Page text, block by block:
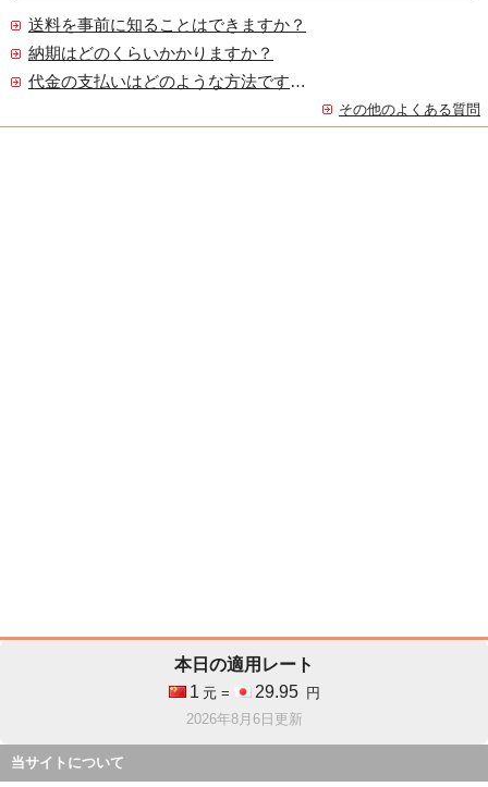
送料を事前に知ることはできますか？
納期はどのくらいかかりますか？
代金の支払いはどのような方法ですか？
その他のよくある質問
本日の適用レート
1 元 = 29.95
円
2026年8月6日更新
当サイトについて